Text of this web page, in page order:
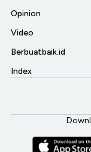
Opinion
Video
Berbuatbaik.id
Index